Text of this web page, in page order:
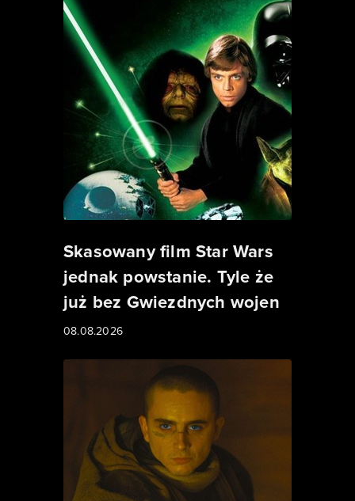
Skasowany film Star Wars
jednak powstanie. Tyle że
już bez Gwiezdnych wojen
08.08.2026